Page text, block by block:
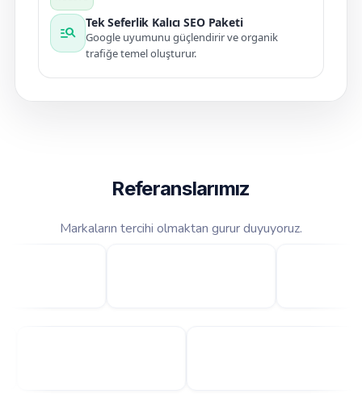
manage_search
Tek Seferlik Kalıcı SEO Paketi
Google uyumunu güçlendirir ve organik
trafiğe temel oluşturur.
Referanslarımız
Markaların tercihi olmaktan gurur duyuyoruz.